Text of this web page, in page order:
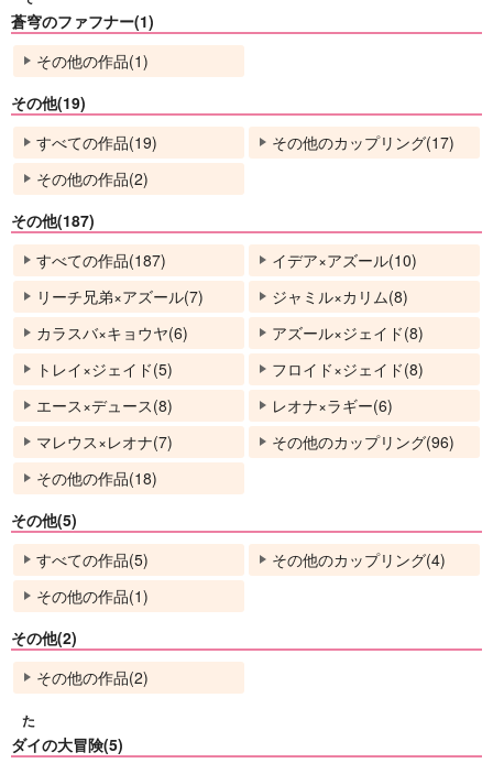
蒼穹のファフナー(1)
その他の作品(1)
その他(19)
すべての作品(19)
その他のカップリング(17)
その他の作品(2)
その他(187)
すべての作品(187)
イデア×アズール(10)
リーチ兄弟×アズール(7)
ジャミル×カリム(8)
カラスバ×キョウヤ(6)
アズール×ジェイド(8)
トレイ×ジェイド(5)
フロイド×ジェイド(8)
エース×デュース(8)
レオナ×ラギー(6)
マレウス×レオナ(7)
その他のカップリング(96)
その他の作品(18)
その他(5)
すべての作品(5)
その他のカップリング(4)
その他の作品(1)
その他(2)
その他の作品(2)
た
ダイの大冒険(5)